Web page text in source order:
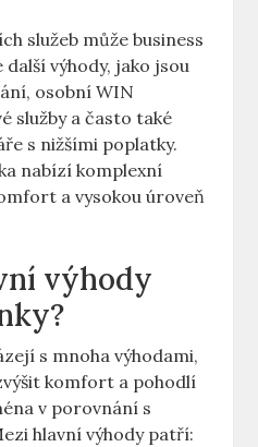
služeb může business
výhody, jako jsou
osobní WIN
služby a často také
s nižšími poplatky.
nabízí komplexní
a vysokou úroveň
výhody
s mnoha výhodami,
komfort a pohodlí
v porovnání s
hlavní výhody patří: